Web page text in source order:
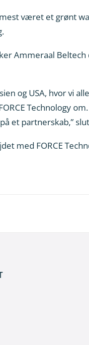
været et grønt
Ammeraal Beltech
og USA, hvor vi
Technology
et partnerskab,”
med FORCE